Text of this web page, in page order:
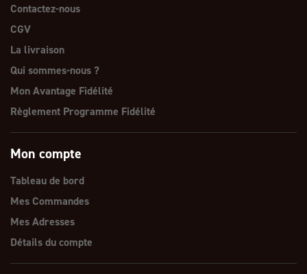
Contactez-nous
CGV
La livraison
Qui sommes-nous ?
Mon Avantage Fidélité
Règlement Programme Fidélité
Mon compte
Tableau de bord
Mes Commandes
Mes Adresses
Détails du compte